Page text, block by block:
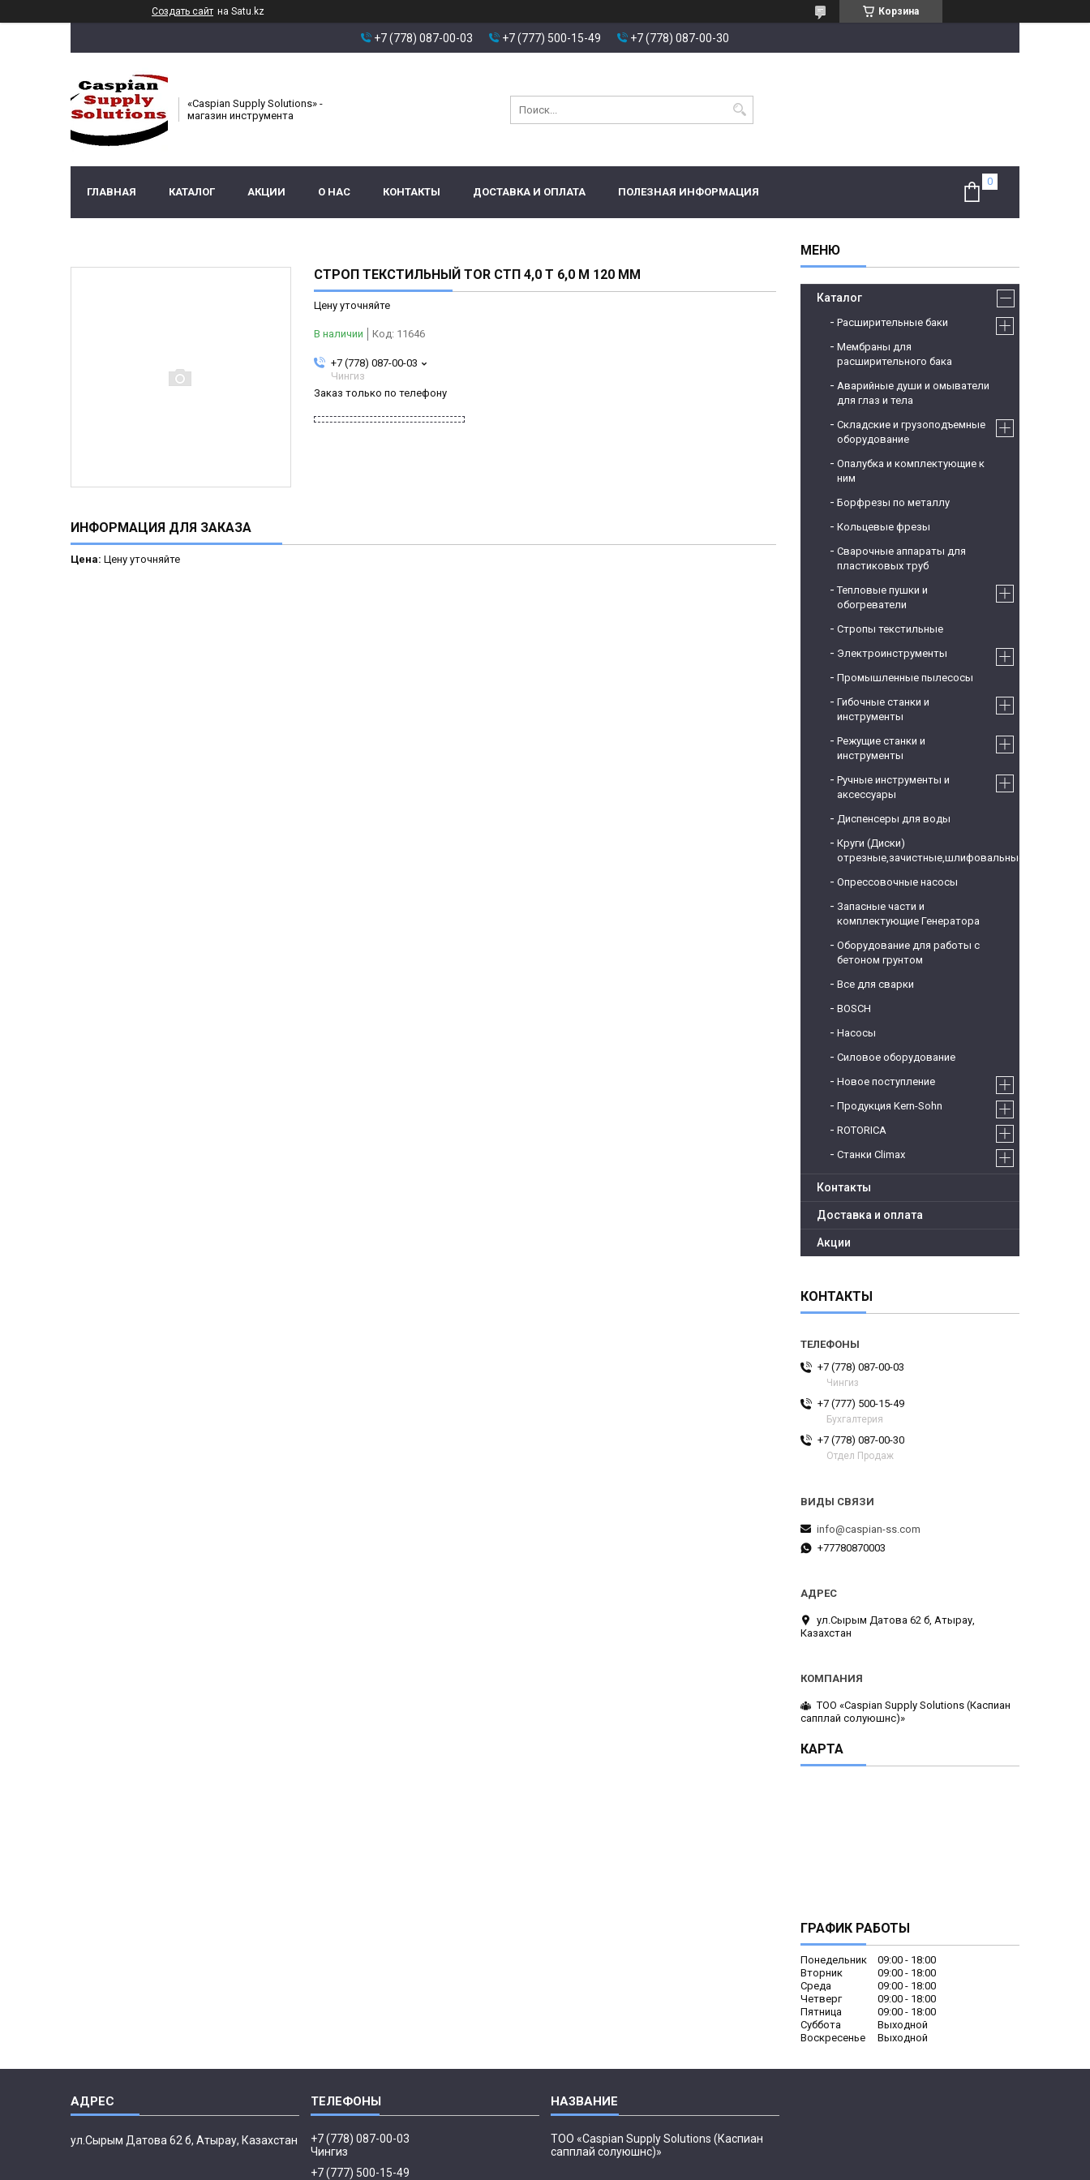
Создать сайт на Satu.kz Корзина
+7 (778) 087-00-03 +7 (777) 500-15-49 +7 (778) 087-00-30
«Caspian Supply Solutions» -
магазин инструмента
ГЛАВНАЯ КАТАЛОГ АКЦИИ О НАС КОНТАКТЫ ДОСТАВКА И ОПЛАТА ПОЛЕЗНАЯ ИНФОРМАЦИЯ
СТРОП ТЕКСТИЛЬНЫЙ TOR СТП 4,0 Т 6,0 М 120 ММ
Цену уточняйте
В наличии Код: 11646
+7 (778) 087-00-03
Чингиз
Заказ только по телефону
ИНФОРМАЦИЯ ДЛЯ ЗАКАЗА
Цена: Цену уточняйте
Каталог
Расширительные баки
Мембраны для
расширительного бака
Аварийные души и омыватели
для глаз и тела
Складские и грузоподъемные
оборудование
Опалубка и комплектующие к
ним
Борфрезы по металлу
Кольцевые фрезы
Сварочные аппараты для
пластиковых труб
Тепловые пушки и
обогреватели
Стропы текстильные
Электроинструменты
Промышленные пылесосы
Гибочные станки и
инструменты
Режущие станки и
инструменты
Ручные инструменты и
аксессуары
Диспенсеры для воды
Круги (Диски)
отрезные,зачистные,шлифовальные
Опрессовочные насосы
Запасные части и
комплектующие Генератора
Оборудование для работы с
бетоном грунтом
Все для сварки
BOSCH
Насосы
Силовое оборудование
Новое поступление
Продукция Kern-Sohn
ROTORICA
Станки Climax
Контакты
Доставка и оплата
Акции
КОНТАКТЫ
+7 (778) 087-00-03
Чингиз
+7 (777) 500-15-49
Бухгалтерия
+7 (778) 087-00-30
Отдел Продаж
info@caspian-ss.com
+77780870003
ул.Сырым Датова 62 б, Атырау,
Казахстан
ТОО «Caspian Supply Solutions (Каспиан
сапплай солуюшнс)»
КАРТА
ГРАФИК РАБОТЫ
Понедельник 09:00
18:00
Вторник
09:00
18:00
Среда
09:00
18:00
Четверг
09:00
18:00
Пятница
09:00
18:00
Суббота
Выходной
Воскресенье
Выходной
ул.Сырым Датова 62 б, Атырау, Казахстан
+7 (778) 087-00-03
Чингиз
+7 (777) 500-15-49
ТОО «Caspian Supply Solutions (Каспиан
сапплай солуюшнс)»